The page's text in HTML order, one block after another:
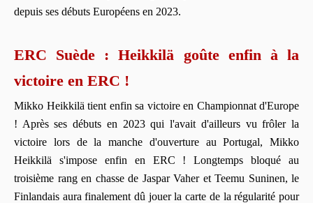
depuis ses débuts Européens en 2023.
ERC Suède : Heikkilä goûte enfin à la
victoire en ERC !
Mikko Heikkilä tient enfin sa victoire en Championnat d'Europe
! Après ses débuts en 2023 qui l'avait d'ailleurs vu frôler la
victoire lors de la manche d'ouverture au Portugal, Mikko
Heikkilä s'impose enfin en ERC ! Longtemps bloqué au
troisième rang en chasse de Jaspar Vaher et Teemu Suninen, le
Finlandais aura finalement dû jouer la carte de la régularité pour